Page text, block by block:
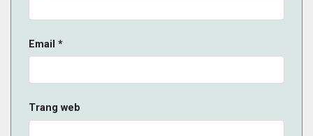
Email *
Trang web